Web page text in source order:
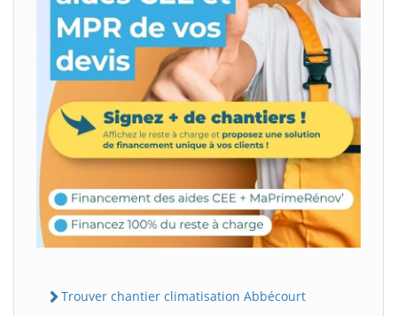
Trouver chantier climatisation Abbécourt